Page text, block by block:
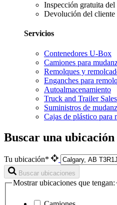
Inspección gratuita del
Devolución del cliente
Servicios
Contenedores U-Box
Camiones para
Remolques y
Enganches para
Autoalmacenamiento
Truck and Trailer Sales
Suministros de
Cajas de plástico para
Buscar una
Tu ubicación*
Buscar ubicaciones
Mostrar ubicaciones que tengan: